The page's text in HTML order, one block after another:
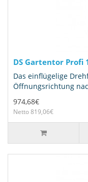
DS Gartentor
Das einflügelige
Öffnungsrichtung
974,68€
Netto 819,06€